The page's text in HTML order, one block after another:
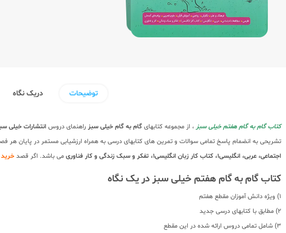
توضیحات دریک نگاه
کتاب گام به گام هفتم خیلی سبز، از مجموعه کتابهای گام به گام خیلی سبز راهنمای دروس انتشارات خیلی
تشریحی به انضمام پاسخ تمامی سوالات و تمرین های کتابهای درسی به همراه ارزشیابی مستمر در پایان
اجتماعی، عربی، انگلیسی1، کتاب کار زبان انگلیسی1، تفکر و سبک زندگی و کار فناوری
می باشد. اگر قصد
کتاب گام به گام هفتم خیلی سبز در یک نگاه
1) ویژه دانش آموزان مقطع هفتم
2) مطابق با کتابهای درسی جدید
3) شامل تمامی دروس ارائه شده در این مقطع